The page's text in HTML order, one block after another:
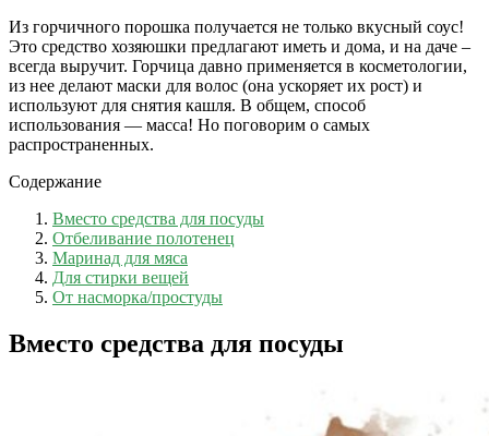
Из горчичного порошка получается не только вкусный соус!
Это средство хозяюшки предлагают иметь и дома, и на даче –
всегда выручит. Горчица давно применяется в косметологии,
из нее делают маски для волос (она ускоряет их рост) и
используют для снятия кашля. В общем, способ
использования — масса! Но поговорим о самых
распространенных.
Содержание
Вместо средства для посуды
Отбеливание полотенец
Маринад для мяса
Для стирки вещей
От насморка/простуды
Вместо средства для посуды